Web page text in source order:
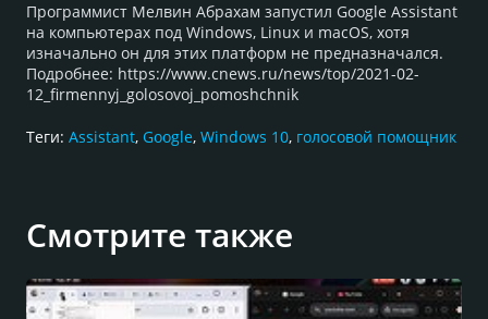
Программист Мелвин Абрахам запустил Google Assistant
на компьютерах под Windows, Linux и macOS, хотя
изначально он для этих платформ не предназначался.
Подробнее: https://www.cnews.ru/news/top/2021-02-
12_firmennyj_golosovoj_pomoshchnik
Теги: Assistant, Google, Windows 10, голосовой помощник
Смотрите также